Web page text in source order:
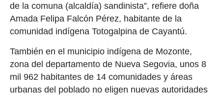
de la comuna (alcaldía) sandinista”, refiere doña
Amada Felipa Falcón Pérez, habitante de la
comunidad indígena Totogalpina de Cayantú.
También en el municipio indígena de Mozonte,
zona del departamento de Nueva Segovia, unos 8
mil 962 habitantes de 14 comunidades y áreas
urbanas del poblado no eligen nuevas autoridades